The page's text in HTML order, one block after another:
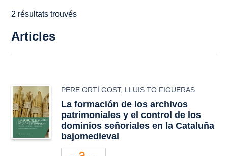
2 résultats trouvés
Articles
PERE ORTÍ GOST, LLUIS TO FIGUERAS
La formación de los archivos
patrimoniales y el control de los
dominios señoriales en la Cataluña
bajomedieval